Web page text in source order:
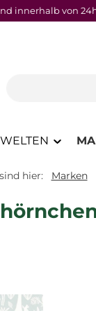
innerhalb von
hier: Marken